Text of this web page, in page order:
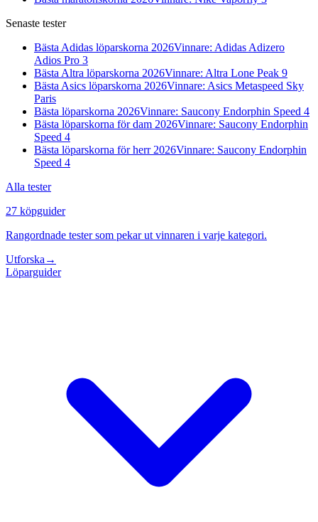
Senaste tester
Bästa Adidas löparskorna 2026Vinnare: Adidas Adizero
Adios Pro 3
Bästa Altra löparskorna 2026Vinnare: Altra Lone Peak 9
Bästa Asics löparskorna 2026Vinnare: Asics Metaspeed Sky
Paris
Bästa löparskorna 2026Vinnare: Saucony Endorphin Speed 4
Bästa löparskorna för dam 2026Vinnare: Saucony Endorphin
Speed 4
Bästa löparskorna för herr 2026Vinnare: Saucony Endorphin
Speed 4
Alla tester
27 köpguider
Rangordnade tester som pekar ut vinnaren i varje kategori.
Utforska →
Löparguider